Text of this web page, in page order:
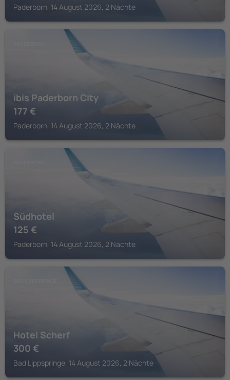
Paderborn, 14 August 2026, 2 Nächte
ibis Paderborn City
177 €
Paderborn, 14 August 2026, 2 Nächte
Südhotel
125 €
Paderborn, 14 August 2026, 2 Nächte
Hotel Scherf
300 €
Bad Lippspringe, 14 August 2026, 2 Nächte